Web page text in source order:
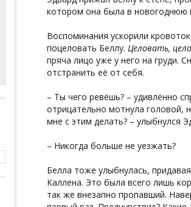
котором она была в новогоднюю
Воспоминания ускорили
поцеловать Беллу. Целовать,
пряча лицо уже у него на груди.
отстранить её от себя.
– Ты чего ревёшь? – удивлённо
отрицательно мотнула
мне с этим делать? – улыбнулся
– Никогда больше не уезжать?
Белла тоже улыбнулась,
Каллена. Это была всего лишь
так же внезапно пропавший.